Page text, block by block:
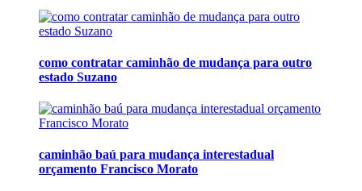
como contratar caminhão de mudança para outro
estado Suzano
caminhão baú para mudança interestadual
orçamento Francisco Morato